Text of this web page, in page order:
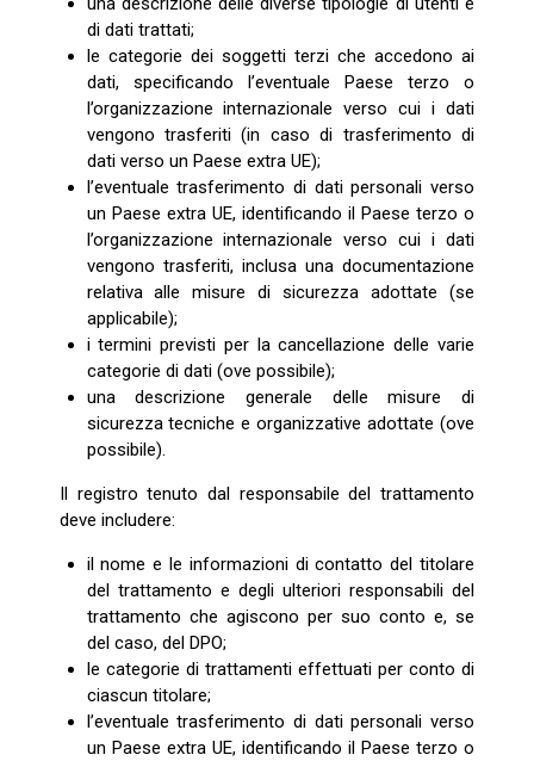
di dati trattati;
le categorie dei soggetti terzi che accedono ai
dati, specificando l’eventuale Paese terzo o
l’organizzazione internazionale verso cui i dati
vengono trasferiti (in caso di trasferimento di
dati verso un Paese extra UE);
l’eventuale trasferimento di dati personali verso
un Paese extra UE, identificando il Paese terzo o
l’organizzazione internazionale verso cui i dati
vengono trasferiti, inclusa una documentazione
relativa alle misure di sicurezza adottate (se
applicabile);
i termini previsti per la cancellazione delle varie
categorie di dati (ove possibile);
una descrizione generale delle misure di
sicurezza tecniche e organizzative adottate (ove
possibile).
Il registro tenuto dal responsabile del trattamento
deve includere:
il nome e le informazioni di contatto del titolare
del trattamento e degli ulteriori responsabili del
trattamento che agiscono per suo conto e, se
del caso, del DPO;
le categorie di trattamenti effettuati per conto di
ciascun titolare;
l’eventuale trasferimento di dati personali verso
un Paese extra UE, identificando il Paese terzo o